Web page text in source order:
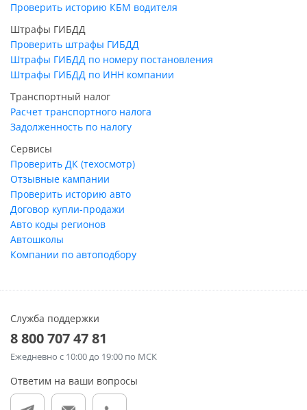
Проверить историю КБМ водителя
Штрафы ГИБДД
Проверить штрафы ГИБДД
Штрафы ГИБДД по номеру постановления
Штрафы ГИБДД по ИНН компании
Транспортный налог
Расчет транспортного налога
Задолженность по налогу
Сервисы
Проверить ДК (техосмотр)
Отзывные кампании
Проверить историю авто
Договор купли-продажи
Авто коды регионов
Автошколы
Компании по автоподбору
Служба поддержки
8 800 707 47 81
Ежедневно с 10:00 до 19:00 по МСК
Ответим на ваши вопросы